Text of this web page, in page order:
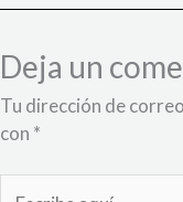
Deja un
Tu dirección de
con *